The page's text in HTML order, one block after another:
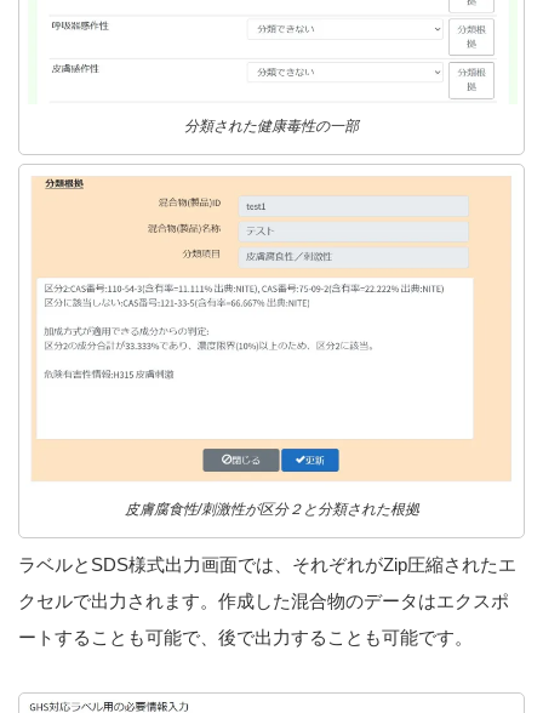
分類された健康毒性の一部
皮膚腐食性/刺激性が区分２と分類された根拠
ラベルとSDS様式出力画面では、それぞれがZip圧縮されたエ
クセルで出力されます。作成した混合物のデータはエクスポ
ートすることも可能で、後で出力することも可能です。